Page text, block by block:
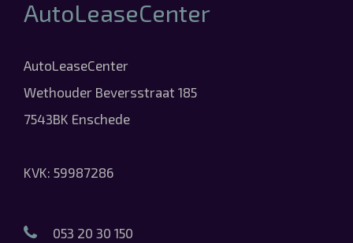
AutoLeaseCenter
AutoLeaseCenter
Wethouder Beversstraat 185
7543BK Enschede
KVK: 59987286
053 20 30 150